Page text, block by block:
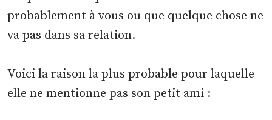
probablement à vous ou que quelque chose ne
va pas dans sa relation.
Voici la raison la plus probable pour laquelle
elle ne mentionne pas son petit ami :